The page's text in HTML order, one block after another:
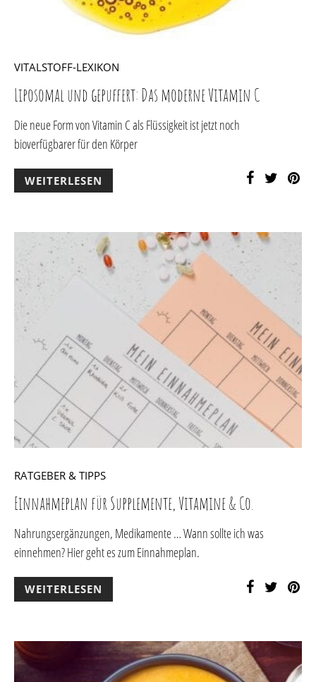
VITALSTOFF-LEXIKON
Liposomal und gepuffert: Das moderne Vitamin C
Die neue Form von Vitamin C als Flüssigkeit ist jetzt noch
bioverfügbarer für den Körper
WEITERLESEN
RATGEBER & TIPPS
Einnahmeplan für Supplemente, Vitamine & Co.
Nahrungsergänzungen, Medikamente … Wann sollte ich was
einnehmen? Hier geht es zum Einnahmeplan.
WEITERLESEN